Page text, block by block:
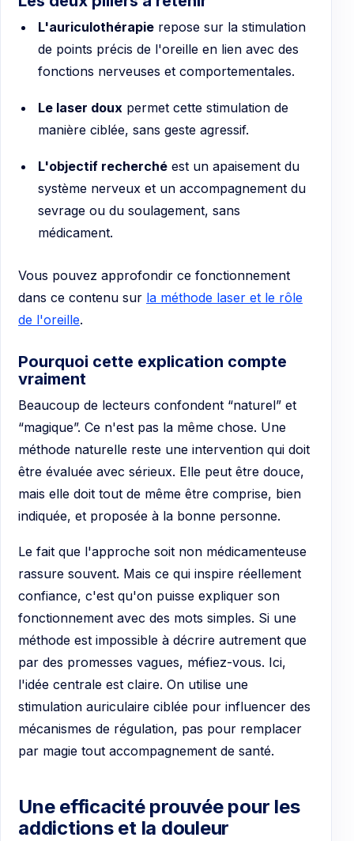
L'auriculothérapierepose sur la stimulation
de points précis de l'oreille en lien avec des
fonctions nerveuses et comportementales.
Le laser douxpermet cette stimulation de
manière ciblée, sans geste agressif.
L'objectif recherchéest un apaisement du
système nerveux et un accompagnement du
sevrage ou du soulagement, sans
médicament.
Vous pouvez approfondir ce fonctionnement
dans ce contenu sur la méthode laser et le rôle
de l'oreille.
Pourquoi cette explication compte
vraiment
Beaucoup de lecteurs confondent “naturel” et
“magique”. Ce n'est pas la même chose. Une
méthode naturelle reste une intervention qui doit
être évaluée avec sérieux. Elle peut être douce,
mais elle doit tout de même être comprise, bien
indiquée, et proposée à la bonne personne.
Le fait que l'approche soit non médicamenteuse
rassure souvent. Mais ce qui inspire réellement
confiance, c'est qu'on puisse expliquer son
fonctionnement avec des mots simples. Si une
méthode est impossible à décrire autrement que
par des promesses vagues, méfiez-vous. Ici,
l'idée centrale est claire. On utilise une
stimulation auriculaire ciblée pour influencer des
mécanismes de régulation, pas pour remplacer
par magie tout accompagnement de santé.
Une efficacité prouvée pour les
addictions et la douleur